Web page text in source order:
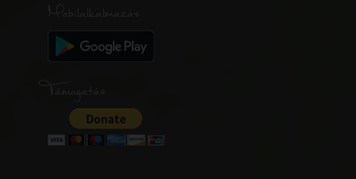
Mobilalkalmazás
Támogatás